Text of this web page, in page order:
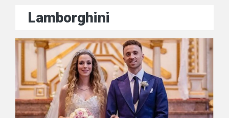
Lamborghini